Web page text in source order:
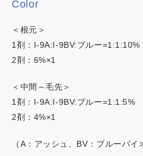
Color
＜根元＞
1剤：I-9A:I-9BV:ブルー=1:1:10%
2剤：6%×1
＜中間～毛先＞
1剤：I-9A:I-9BV:ブルー=1:1:5%
2剤：4%×1
（A：アッシュ、BV：ブルーバイ